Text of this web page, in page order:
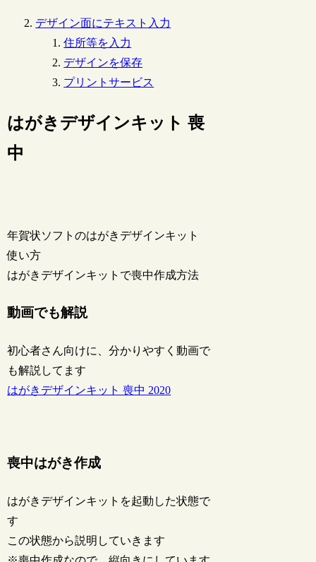
デザイン面にテキスト入力
住所等を入力
デザインを保存
プリントサービス
はがきデザインキット 喪
中
年賀状ソフトのはがきデザインキット
使い方
はがきデザインキットで喪中作成方法
動画でも解説
初心者さん向けに、分かりやすく動画で
も解説してます
はがきデザインキット 喪中 2020
喪中はがき作成
はがきデザインキットを起動した状態で
す
この状態から説明していきます